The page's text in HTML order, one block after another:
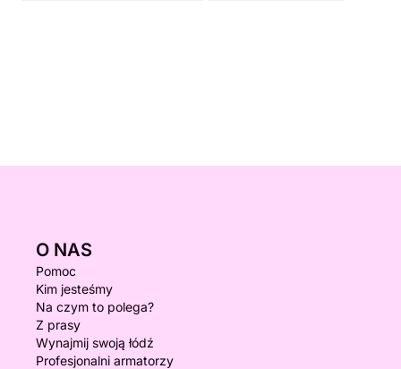
O NAS
Pomoc
Kim jesteśmy
Na czym to polega?
Z prasy
Wynajmij swoją łódź
Profesjonalni armatorzy